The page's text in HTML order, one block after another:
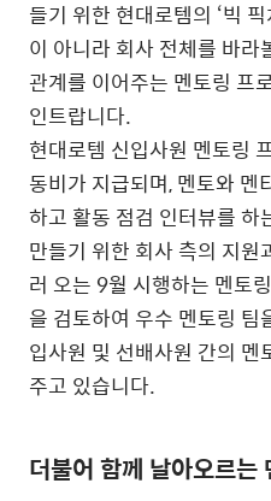
들기 위한 현대로템의 ‘빅
이 아니라 회사 전체를 바라
관계를 이어주는 멘토링 프
인트랍니다.
현대로템 신입사원 멘토링
동비가 지급되며, 멘토와 멘
하고 활동 점검 인터뷰를 하
만들기 위한 회사 측의 지
러 오는 9월 시행하는 멘토
을 검토하여 우수 멘토링 팀
입사원 및 선배사원 간의 멘
주고 있습니다.
더불어 함께 날아오르는